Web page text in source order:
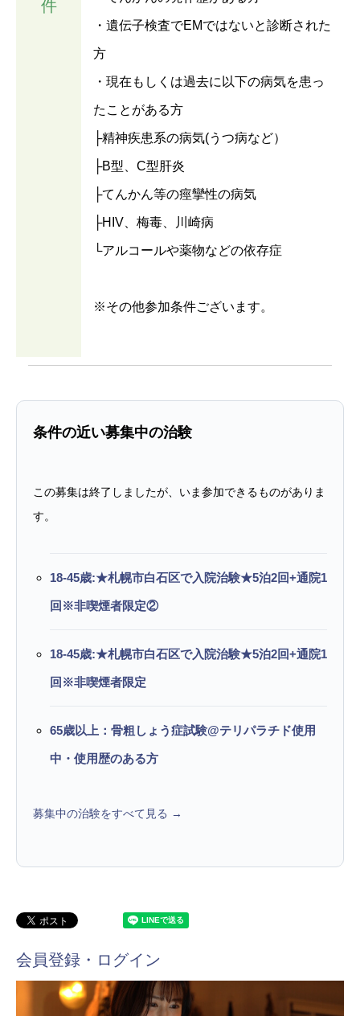
件
・遺伝子検査でEMではないと診断された
方
・現在もしくは過去に以下の病気を患っ
たことがある方
├精神疾患系の病気(うつ病など）
├B型、C型肝炎
├てんかん等の痙攣性の病気
├HIV、梅毒、川崎病
└アルコールや薬物などの依存症
※その他参加条件ございます。
条件の近い募集中の治験
この募集は終了しましたが、いま参加できるものがありま
す。
18-45歳:★札幌市白石区で入院治験★5泊2回+通院1
回※非喫煙者限定②
18-45歳:★札幌市白石区で入院治験★5泊2回+通院1
回※非喫煙者限定
65歳以上：骨粗しょう症試験@テリパラチド使用
中・使用歴のある方
募集中の治験をすべて見る →
会員登録・ログイン